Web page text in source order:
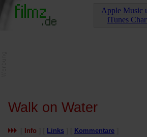
Apple Music
iTunes
Walk on Water
Info Links Kommentare